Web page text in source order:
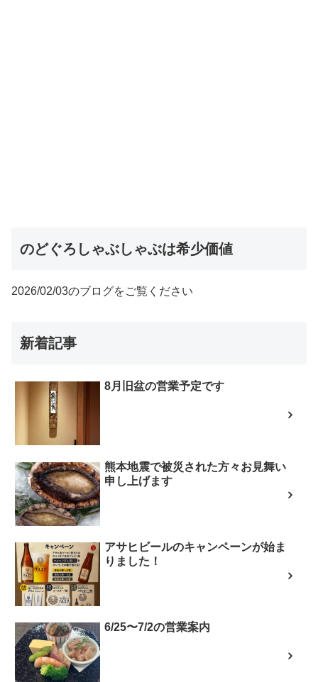
のどぐろしゃぶしゃぶは希少価値
2026/02/03のブログをご覧ください
新着記事
8月旧盆の営業予定です
熊本地震で被災された方々お見舞い
申し上げます
アサヒビールのキャンペーンが始ま
りました！
6/25〜7/2の営業案内